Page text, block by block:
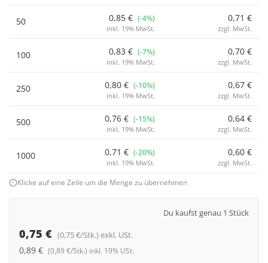
50 0,85 € (-4%)
inkl. 19% MwSt.
0,71 €
zzgl. MwSt.
100 0,83 € (-7%)
inkl. 19% MwSt.
0,70 €
zzgl. MwSt.
250 0,80 € (-10%)
inkl. 19% MwSt.
0,67 €
zzgl. MwSt.
500 0,76 € (-15%)
inkl. 19% MwSt.
0,64 €
zzgl. MwSt.
1000 0,71 € (-20%)
inkl. 19% MwSt.
0,60 €
zzgl. MwSt.
Klicke auf eine Zeile um die Menge zu übernehmen
Du kaufst genau 1 Stück
0,75 € (0,75 €/Stk.) exkl. USt.
0,89 € (0,89 €/Stk.) inkl. 19% USt.